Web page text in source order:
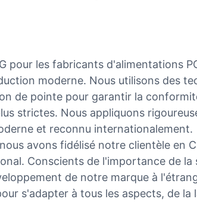
pour les fabricants d'alimentations
moderne. Nous utilisons des
de pointe pour garantir la
strictes. Nous appliquons
et reconnu internationalement.
avons fidélisé notre clientèle en
Conscients de l'importance de la
de notre marque à
s'adapter à tous les aspects, de la